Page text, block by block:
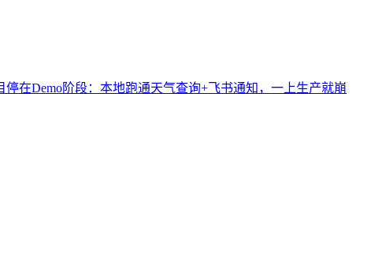
在Demo阶段：本地跑通天气查询+飞书通知，一上生产就崩